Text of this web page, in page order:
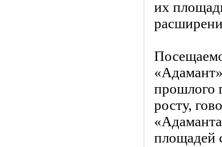
их
прошлого
росту,
площадей